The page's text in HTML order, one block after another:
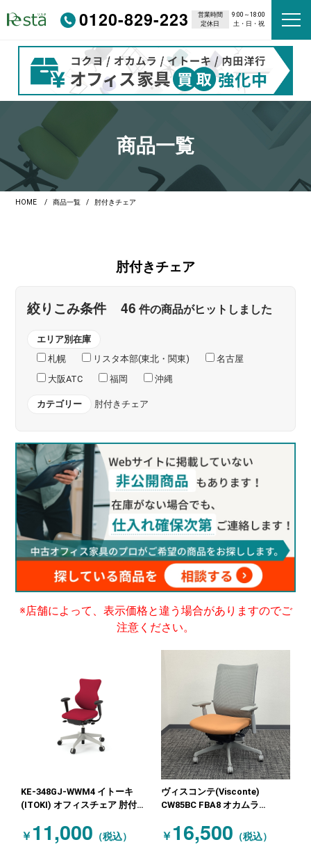
0120-829-223 営業時間
9:00～18:00
定休日
土・日・祝
商品一覧
HOME 商品一覧 肘付きチェア
肘付きチェア
絞りこみ条件 46 件の商品がヒットしました
エリア別在庫
札幌
リスタ本部(東北・関東)
名古屋
大阪ATC
福岡 沖縄
カテゴリー 肘付きチェア
※店舗によって、表示価格と違う場合がありますのでご
注意ください。
KE-348GJ-WWM4 イトーキ
(ITOKI) オフィスチェア 肘付き
￥ 11,000 （税込）
ヴィスコンテ(Visconte)
CW85BC FBA8 オカムラ
付きチェア オレンジ
￥ 16,500 （税込）